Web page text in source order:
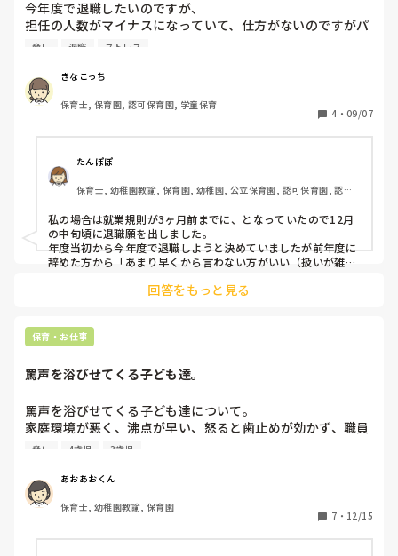
今年度で退職したいのですが、
担任の人数がマイナスになっていて、仕方がないのですがパ
ートさんの出勤率は日によってばらつきがあり少ない時はと
人員不足なことと、合わないと思っている人から態度を変え
られるような人間関係、人がいないからこそ怪我をさせてし
まうことがあり続けることがきついと感じるようになりまし
保育士で2回転職をしているのですが、どこで働いても人員
不足は変わらないし、人間関係も入ってみないと分からない
なと感じてます。
そろそろ、来年度のことを聞かれるだろうしやめるならいつ
までに伝えればいいのかも聞こうかなと思っています。
今働いている園がただでさえ人員不足だから、「辞めたら園
が困る、人を紹介して確保するまで退職するな」と引き止め
私が退職したいのに、人員不足を理由に引き止める権利はあ
脅し 退職 ストレス
きなこっち
保育士, 保育園, 認可保育園, 学童保育
4 ・ 09/07
たんぽぽ
保育士, 幼稚園教諭, 保育園, 幼稚園, 公立保育園, 認可保育園, 認
私の場合は就業規則が3ヶ月前までに、となっていたので12月
の中旬頃に退職願を出しました。
年度当初から今年度で退職しようと決めていましたが前年度に
辞めた方から「あまり早くから言わない方がいい（扱いが雑に
ました。口頭で伝えるだけだと引き止められるかもと思い、退
回答をもっと見る
保育・お仕事
罵声を浴びせてくる子ども達。
罵声を浴びせてくる子ども達について。
家庭環境が悪く、沸点が早い、怒ると歯止めが効かず、職員
に罵声を浴びせる子どもが幼児全体の中で数人います。
罵声、暴言ほんとに酷いです。
「しね」「くず」「おまえなんてころしてやる」
「こっちくるな」(といいながら近づいてくる)
「蝋人形でころしてやる」などなど。
脅し 4歳児 3歳児
あおあおくん
保育士, 幼稚園教諭, 保育園
7 ・ 12/15